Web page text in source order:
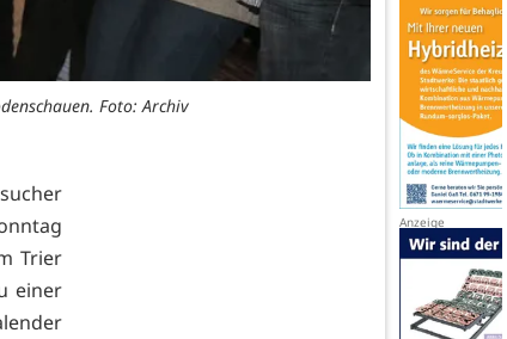
Foto: Archiv
Trier
einer